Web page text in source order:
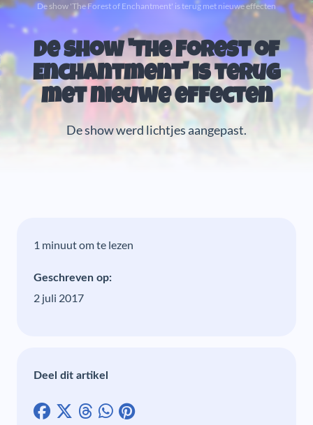
De show 'The Forest of Enchantment' is terug met nieuwe effecten
De show 'The Forest of
Enchantment' is terug
met nieuwe effecten
De show werd lichtjes aangepast.
1 minuut om te lezen
Geschreven op:
2 juli 2017
Deel dit artikel